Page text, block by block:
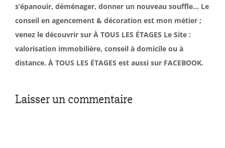
s’épanouir, déménager, donner un nouveau souffle… Le
conseil en agencement & décoration est mon métier ;
venez le découvrir sur À TOUS LES ÉTAGES Le Site :
valorisation immobilière, conseil à domicile ou à
distance. À TOUS LES ÉTAGES est aussi sur FACEBOOK.
Laisser un commentaire